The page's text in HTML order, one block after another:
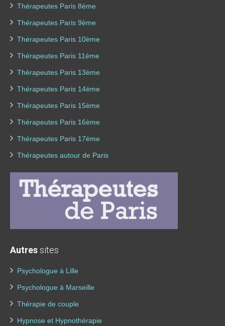
Thérapeutes Paris 8ème
Thérapeutes Paris 9ème
Thérapeutes Paris 10ème
Thérapeutes Paris 11ème
Thérapeutes Paris 13ème
Thérapeutes Paris 14ème
Thérapeutes Paris 15ème
Thérapeutes Paris 16ème
Thérapeutes Paris 17ème
Thérapeutes autour de Paris
Autressites
Psychologue à Lille
Psychologue à Marseille
Thérapie de couple
Hypnose et Hypnothérapie